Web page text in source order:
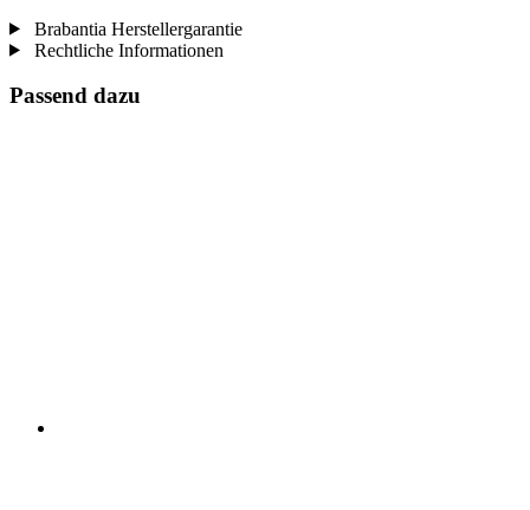
Brabantia Herstellergarantie
Rechtliche Informationen
Passend dazu